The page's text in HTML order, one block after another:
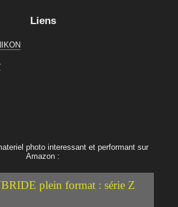
Liens
photo interessant et performant sur
Amazon :
plein format : série Z